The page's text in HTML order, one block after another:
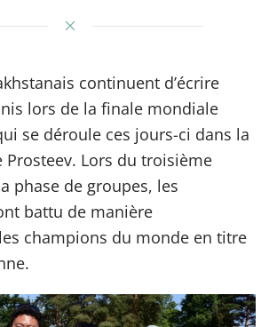
continuent d’écrire
lors de la finale mondiale
se déroule ces jours-ci dans la
Prosteev. Lors du troisième
phase de groupes, les
battu de manière
champions du monde en titre